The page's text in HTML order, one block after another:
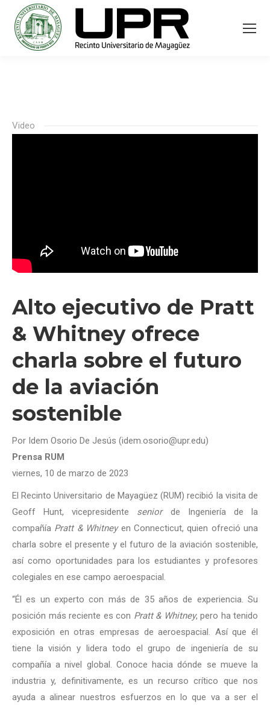
Video
Alto ejecutivo de Pratt
& Whitney ofrece
charla sobre el futuro
de la aviación
sostenible
Por Idem Osorio De Jesús (idem.osorio@upr.edu)
Prensa RUM
viernes, 10 de marzo de 2023
El Recinto Universitario de Mayagüez (RUM) recibió la visita de
Geoff Hunt, vicepresidente seniorde Ingeniería de la
compañía Pratt & Whitneyen Connecticut, quien ofreció una
charla sobre el presente y el futuro de la aviación sostenible,
así como oportunidades para los estudiantes y profesores
colegiales en ese campo aeroespacial.
“Él es un experto con más de 35 años de experiencia. Su
posición más reciente es con Pratt & Whitney, pero ha tenido
exposición en otras empresas de aeroespacial. Así que él
tiene la visión y lidera todo el grupo de ingeniería de su
compañía a nivel global. Conoce hacia dónde se mueve la
industria y, definitivamente, es un recurso crítico que nos
ayuda a alinear nuestros esfuerzos en lo que va a ser el